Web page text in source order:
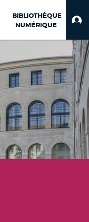
BIBLIOTHÈQUE
NUMÉRIQUE